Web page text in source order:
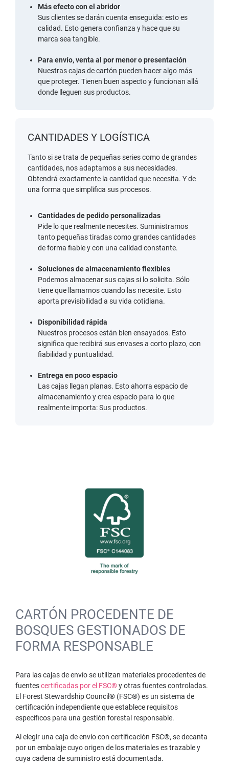
Más efecto con el abridor
Sus clientes se darán cuenta enseguida: esto es
calidad. Esto genera confianza y hace que su
marca sea tangible.
Para envío, venta al por menor o presentación
Nuestras cajas de cartón pueden hacer algo más
que proteger. Tienen buen aspecto y funcionan allá
donde lleguen sus productos.
CANTIDADES Y LOGÍSTICA
Tanto si se trata de pequeñas series como de grandes
cantidades, nos adaptamos a sus necesidades.
Obtendrá exactamente la cantidad que necesita. Y de
una forma que simplifica sus procesos.
Cantidades de pedido personalizadas
Pide lo que realmente necesites. Suministramos
tanto pequeñas tiradas como grandes cantidades
de forma fiable y con una calidad constante.
Soluciones de almacenamiento flexibles
Podemos almacenar sus cajas si lo solicita. Sólo
tiene que llamarnos cuando las necesite. Esto
aporta previsibilidad a su vida cotidiana.
Disponibilidad rápida
Nuestros procesos están bien ensayados. Esto
significa que recibirá sus envases a corto plazo, con
fiabilidad y puntualidad.
Entrega en poco espacio
Las cajas llegan planas. Esto ahorra espacio de
almacenamiento y crea espacio para lo que
realmente importa: Sus productos.
CARTÓN PROCEDENTE DE
BOSQUES GESTIONADOS DE
FORMA RESPONSABLE
Para las cajas de envío se utilizan materiales procedentes de
fuentescertificadas por el FSC®y otras fuentes controladas.
El Forest Stewardship Council® (FSC®) es un sistema de
certificación independiente que establece requisitos
específicos para una gestión forestal responsable.
Al elegir una caja de envío con certificación FSC®, se decanta
por un embalaje cuyo origen de los materiales es trazable y
cuya cadena de suministro está documentada.